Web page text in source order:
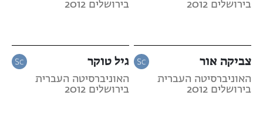
בירושלים 2012 בירושלים 2012
צביקה אור
האוניברסיטה העברית
בירושלים 2012
גיל טוקר
האוניברסיטה העברית
בירושלים 2012